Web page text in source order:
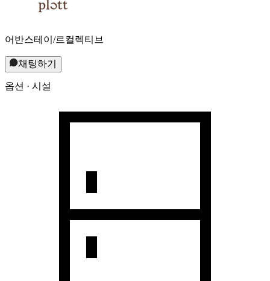
어반스테이/르컬렉티브
채팅하기
옵션 · 시설